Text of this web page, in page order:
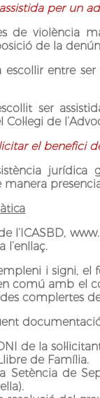
per un
de violència
de la
entre
ser
de
el benefici
jurídica
l‘ICASBD,
l‘enllaç.
empleni i signi,
comú amb el
complertes
de la
de Família.
Setència de